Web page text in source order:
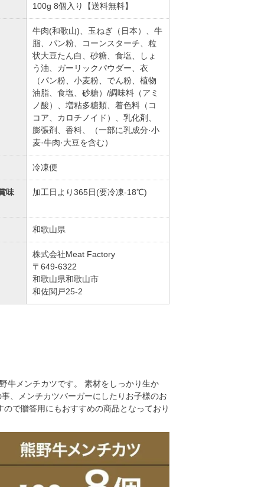
100g 8個入り【送料無料】
牛肉(和歌山)、玉ねぎ（日本）、牛
脂、パン粉、コーンスターチ、粒
状大豆たん白、砂糖、食塩、しょ
う油、ガーリックパウダー、衣
（パン粉、小麦粉、でん粉、植物
油脂、食塩、砂糖）/調味料（アミ
ノ酸）、増粘多糖類、着色料（コ
コア、カロチノイド）、乳化剤、
膨張剤、香料、（一部に乳成分·小
麦·牛肉·大豆を含む）
冷凍便
味
加工日より365日(要冷凍-18℃)
和歌山県
株式会社Meat Factory
〒649-6322
和歌山県和歌山市
和佐関戸25-2
牛メンチカツです。 素材をしっかり生か
、メンチカツバーガーにしたりお子様のお
で贈答用にもおすすめの商品となっており